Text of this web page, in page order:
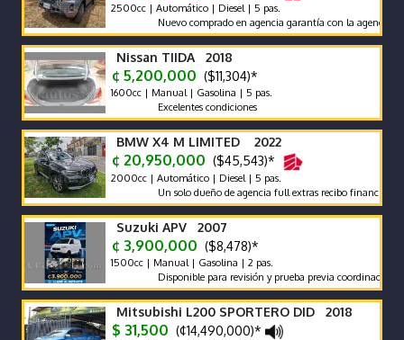
2500cc | Automático | Diesel | 5 pas.
Nuevo comprado en agencia garantía con la agencia se
Nissan TIIDA 2018
¢ 5,200,000 ($11,304)*
1600cc | Manual | Gasolina | 5 pas.
Excelentes condiciones
BMW X4 M LIMITED 2022
¢ 20,950,000 ($45,543)*
2000cc | Automático | Diesel | 5 pas.
Un solo dueño de agencia full extras recibo financió
Suzuki APV 2007
¢ 3,900,000 ($8,478)*
1500cc | Manual | Gasolina | 2 pas.
Disponible para revisión y prueba previa coordinación.
Mitsubishi L200 SPORTERO DID 2018
$ 31,500 (¢14,490,000)*